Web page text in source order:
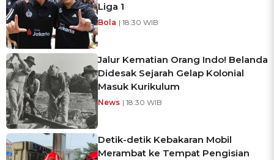
Liga 1
Bola | 18:30 WIB
Jalur Kematian Orang Indo! Belanda
Didesak Sejarah Gelap Kolonial
Masuk Kurikulum
News | 18:30 WIB
Detik-detik Kebakaran Mobil
Merambat ke Tempat Pengisian